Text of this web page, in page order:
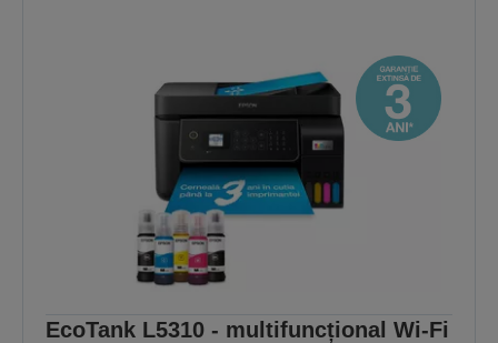
EcoTank L5310 - multifuncțional Wi-Fi